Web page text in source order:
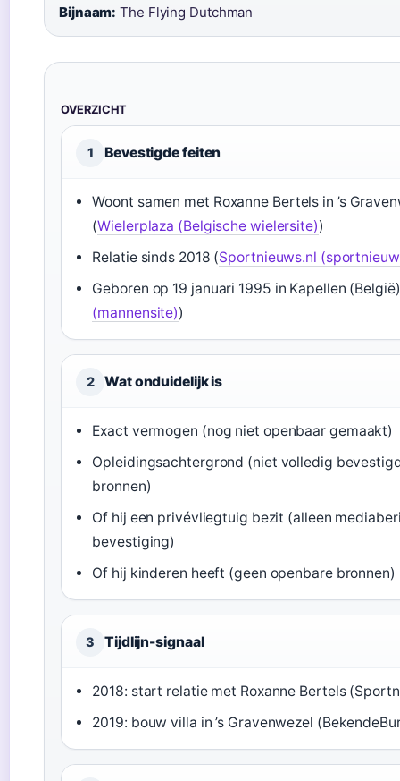
Bijnaam: The Flying Dutchman
OVERZICHT
1 Bevestigde feiten
Woont samen met Roxanne Bertels in ’s
(Wielerplaza (Belgische wielersite))
Relatie sinds 2018 (Sportnieuws.nl
Geboren op 19 januari 1995 in Kapellen
(mannensite))
2 Wat onduidelijk is
Exact vermogen (nog niet openbaar gemaakt)
Opleidingsachtergrond (niet volledig
bronnen)
Of hij een privévliegtuig bezit (alleen
bevestiging)
Of hij kinderen heeft (geen openbare bronnen)
3 Tijdlijn-signaal
2018: start relatie met Roxanne Bertels
2019: bouw villa in ’s Gravenwezel